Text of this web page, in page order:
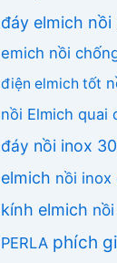
đáy elmich nồi
emich nồi
điện elmich tốt
nồi Elmich quai
đáy nồi inox
elmich nồi inox
kính elmich
PERLA phích